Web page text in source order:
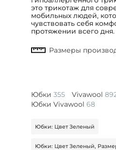
это трикотаж для
мобильных людей,
чувствовать себя
протяжении всего дня.
Юбки 355 Vivawool
Юбки Vivawool 68
Юбки: Цвет Зеленый
Юбки: Цвет Зеленый,